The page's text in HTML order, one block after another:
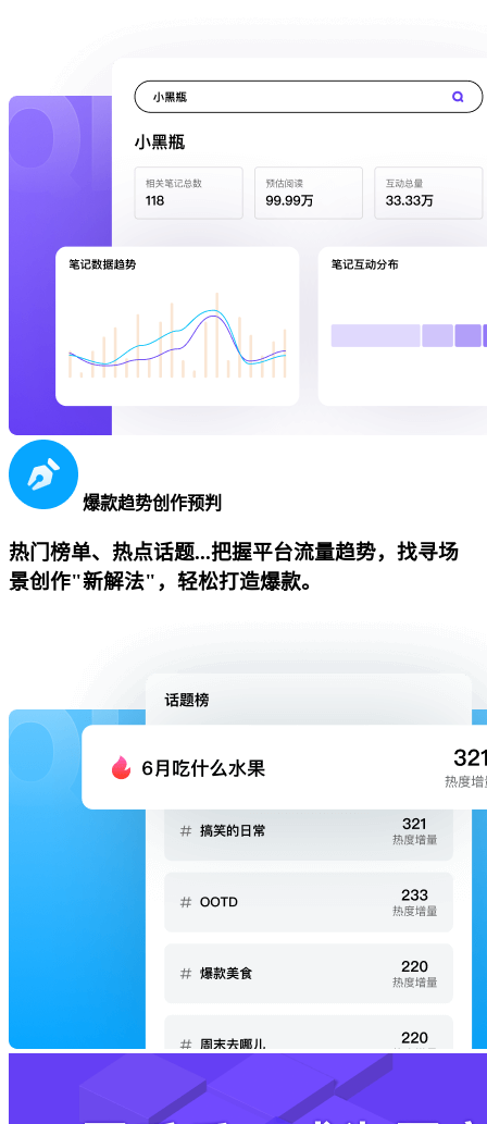
爆款趋势创作预判
热门榜单、热点话题...把握平台流量趋势，找寻场
景创作"新解法"，轻松打造爆款。